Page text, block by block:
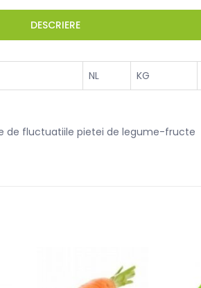
DESCRIERE
NL KG
de fluctuatiile pietei de legume-fructe